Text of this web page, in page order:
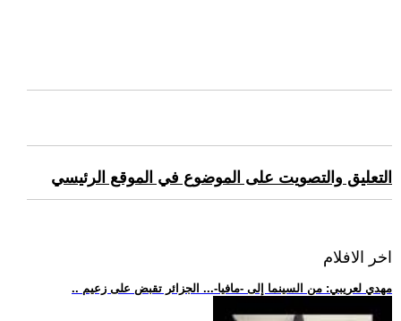
التعليق والتصويت على الموضوع في الموقع الرئيسي
اخر الافلام
.. مهدي لعريبي: من السينما إلى -مافيا-... الجزائر تقبض على زعيم